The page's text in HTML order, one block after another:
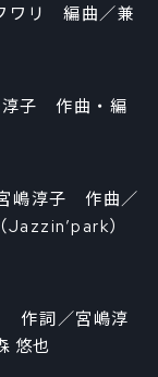
ワリ 編曲／兼
子 作曲・編
嶋淳子 作曲／
）
作詞／宮嶋淳
悠也